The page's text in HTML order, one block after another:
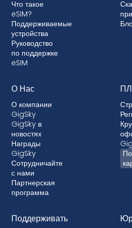
ваше устройство, не
eSIM. Хотя блокировка не
большинстве стран, в тех
происходит, она почти
постоплатными тарифными
устройство финансируется.
Что такое
eSIM?
Поддерживаемые
устройства
Руководство
по поддержке
eSIM
О Нас
О компании
GigSky
GigSky в
новостях
Награды
GigSky
Сотрудничайте
с нами
Партнерская
программа
Поддерживать